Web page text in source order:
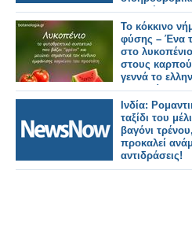
γραμμές και
Το κόκκινο
φύσης – Ένα
στο
στους
γεννά το
καλοκαίρι
Ινδία:
ταξίδι του
βαγόνι τρένου,
προκαλεί
αντιδράσεις!